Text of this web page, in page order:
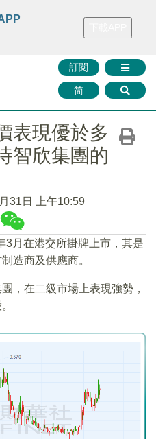
財華證券 媒體矩陣
訂閱
简
表現優於多
智欣集團的
31日 上午10:59
3月在港交所掛牌上市，其是
造商及供應商。
，在二級市場上表現強勢，